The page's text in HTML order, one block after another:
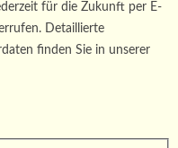
für die Zukunft per E-
Detaillierte
finden Sie in unserer